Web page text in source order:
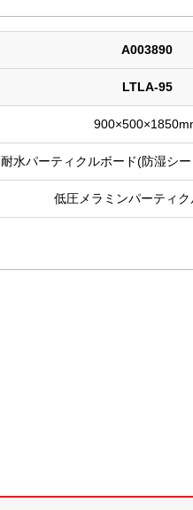
A003890
LTLA-95
耐水パーティクルボード(防湿
低圧メラミンパーティク